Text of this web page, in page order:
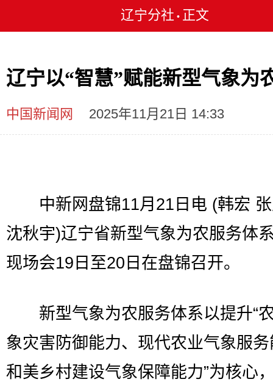
辽宁分社 • 正文
辽宁以“智慧”赋能新型气象为
中国新闻网 2025年11月21日 14:33
中新网盘锦11月21日电 (韩宏 张
沈秋宇)辽宁省新型气象为农服务体
现场会19日至20日在盘锦召开。
新型气象为农服务体系以提升“
象灾害防御能力、现代农业气象服
和美乡村建设气象保障能力”为核心